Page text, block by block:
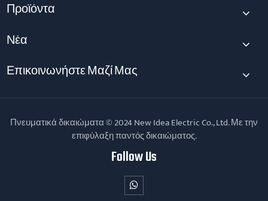
Προϊόντα
Νέα
Επικοινωνήστε Μαζί Μας
Πνευματικά δικαιώματα © 2024 New Idea Electric Co., Ltd. Με την
επιφύλαξη παντός δικαιώματος.
Follow Us